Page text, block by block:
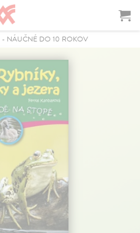
- NÁUČNÉ DO 10 ROKOV